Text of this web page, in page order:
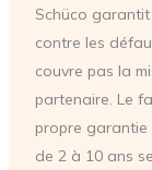
Schüco
contre les
couvre pas la
partenaire. Le
propre garantie
de 2 à 10 ans